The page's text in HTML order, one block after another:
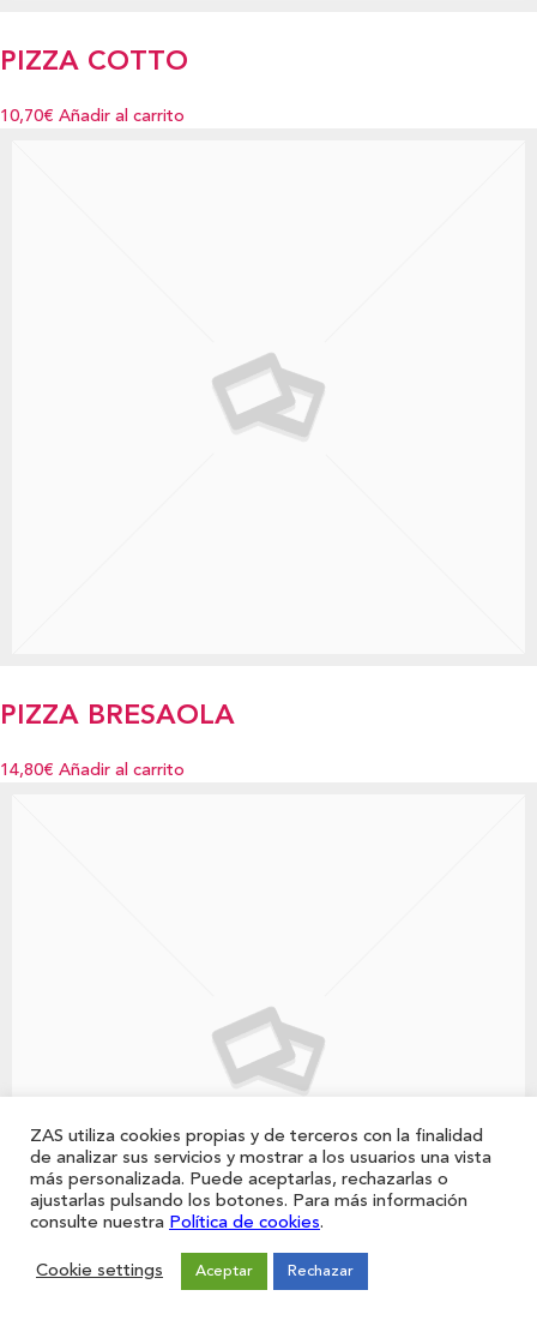
PIZZA COTTO
10,70€ Añadir al carrito
PIZZA BRESAOLA
14,80€ Añadir al carrito
ZAS utiliza cookies propias y de terceros con la finalidad
de analizar sus servicios y mostrar a los usuarios una vista
más personalizada. Puede aceptarlas, rechazarlas o
ajustarlas pulsando los botones. Para más información
consulte nuestra Política de cookies.
Cookie settings Aceptar Rechazar